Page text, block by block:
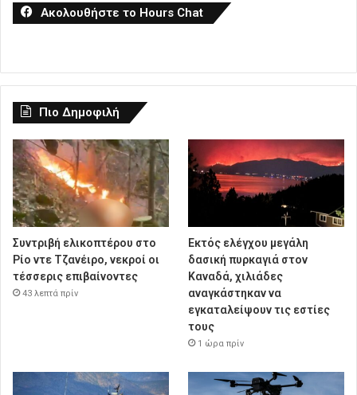
Ακολουθήστε το Hours Chat
Πιο Δημοφιλή
Συντριβή ελικοπτέρου στο
Ρίο ντε Τζανέιρο, νεκροί οι
τέσσερις επιβαίνοντες
43 λεπτά πρίν
Εκτός ελέγχου μεγάλη
δασική πυρκαγιά στον
Καναδά, χιλιάδες
αναγκάστηκαν να
εγκαταλείψουν τις εστίες
τους
1 ώρα πρίν